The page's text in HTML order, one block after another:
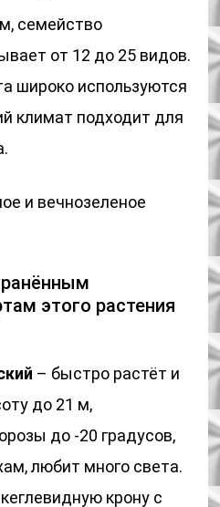
семейство
от 12 до 25 видов.
широко используются
климат подходит для
и вечнозеленое
этого растения
– быстро растёт и
до 21 м,
до -20 градусов,
любит много света.
крону с